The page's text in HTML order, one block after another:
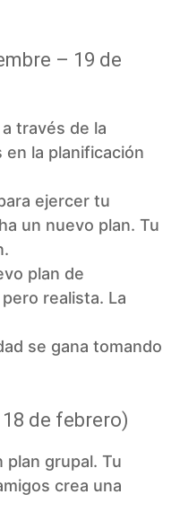
– 19 de
través de la
en la planificación
ejercer tu
un nuevo plan. Tu
plan de
realista. La
se gana tomando
de febrero)
plan grupal. Tu
crea una